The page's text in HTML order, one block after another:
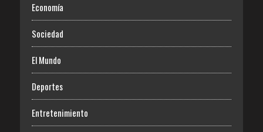
Economía
Sociedad
El Mundo
Deportes
Entretenimiento